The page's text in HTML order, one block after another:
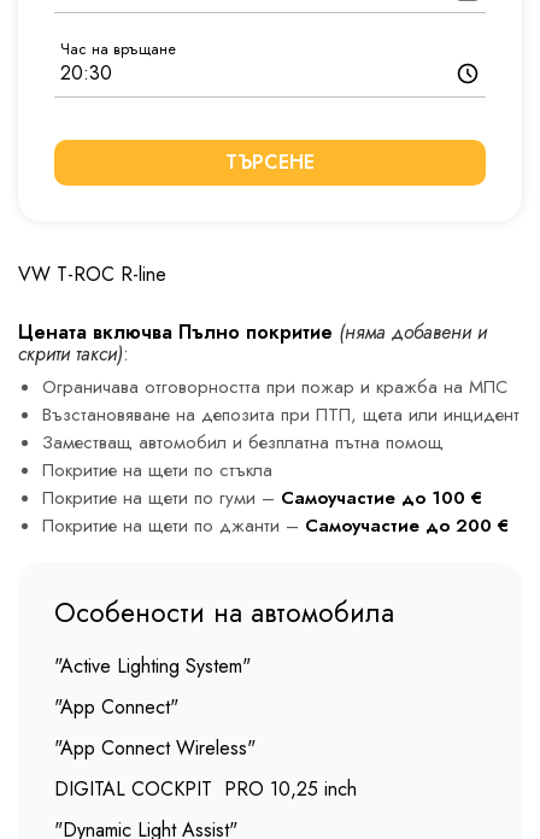
Час на връщане
ТЪРСЕНЕ
VW T-ROC R-line
Цената включва Пълно покритие (няма добавени и
скрити такси):
Ограничава отговорността при пожар и кражба на МПС
Възстановяване на депозита при ПТП, щета или инцидент
Заместващ автомобил и безплатна пътна помощ
Покритие на щети по стъкла
Покритие на щети по гуми – Самоучастие до 100 €
Покритие на щети по джанти – Самоучастие до 200 €
Особености на автомобила
"Active Lighting System"
"App Connect"
"App Connect Wireless"
DIGITAL COCKPIT PRO 10,25 inch
"Dynamic Light Assist"